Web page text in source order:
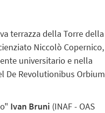
terrazza della Torre della
Niccolò Copernico,
universitario e nella
De Revolutionibus Orbium
Ivan Bruni (INAF - OAS